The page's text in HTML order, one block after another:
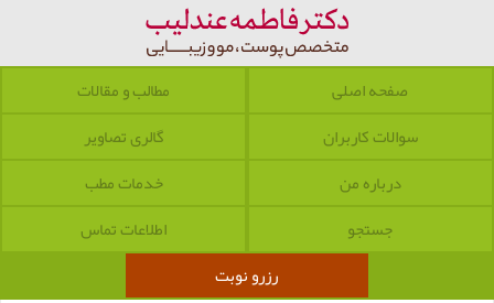
صفحه اصلی
مطالب و مقالات
سوالات کاربران
گالری تصاویر
درباره من
خدمات مطب
جستجو
اطلاعات تماس
رزرو نوبت